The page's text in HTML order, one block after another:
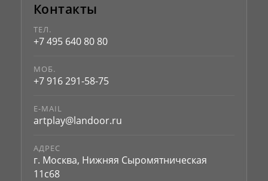
Контакты
ТЕЛ.
+7 495 640 80 80
МОБ.
+7 916 291-58-75
E-MAIL
artplay@landoor.ru
АДРЕС
г. Москва, Нижняя Сыромятническая
11с68